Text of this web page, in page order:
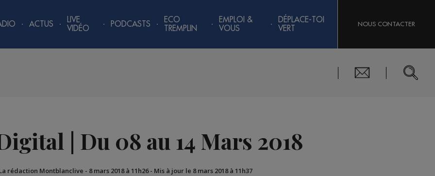
ACTUS
LIVE
VIDÉO
PODCASTS
ECO
TREMPLIN
EMPLOI &
VOUS
DÉPLACE-TOI
VERT
NOUS CONTACTER
| Du 08 au 14 Mars 2018
rédaction Montblanclive - 8 mars 2018 à 11h26- Mis à jour le 8 mars 2018 à 11h37